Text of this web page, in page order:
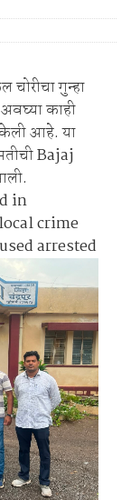
चोरीचा गुन्हा
काही
आहे. या
Bajaj
in
crime
arrested